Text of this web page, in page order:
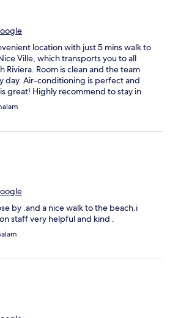
location with just 5 mins walk to
Ville, which transports you to all
Riviera. Room is clean and the team
day. Air-conditioning is perfect and
great! Highly recommend to stay in
by .and a nice walk to the beach.i
staff very helpful and kind .